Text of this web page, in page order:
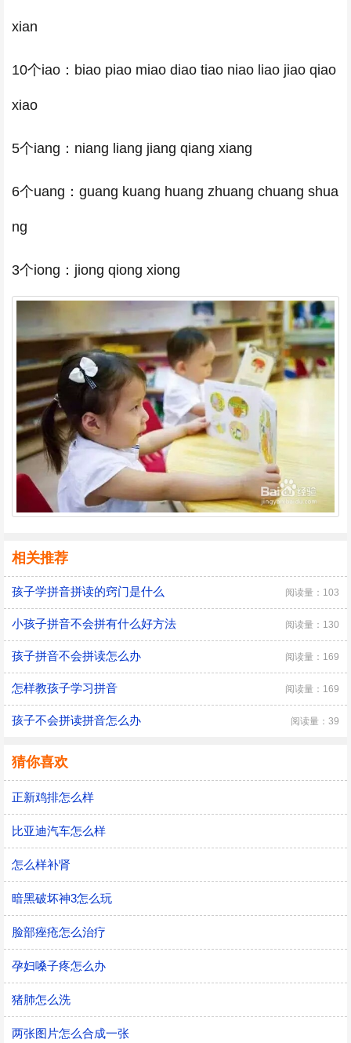
xian
10个iao：biao piao miao diao tiao niao liao jiao qiao
xiao
5个iang：niang liang jiang qiang xiang
6个uang：guang kuang huang zhuang chuang shua
ng
3个iong：jiong qiong xiong
相关推荐
孩子学拼音拼读的窍门是什么 阅读量：103
小孩子拼音不会拼有什么好方法 阅读量：130
孩子拼音不会拼读怎么办 阅读量：169
怎样教孩子学习拼音 阅读量：169
孩子不会拼读拼音怎么办 阅读量：39
猜你喜欢
正新鸡排怎么样
比亚迪汽车怎么样
怎么样补肾
暗黑破坏神3怎么玩
脸部痤疮怎么治疗
孕妇嗓子疼怎么办
猪肺怎么洗
两张图片怎么合成一张